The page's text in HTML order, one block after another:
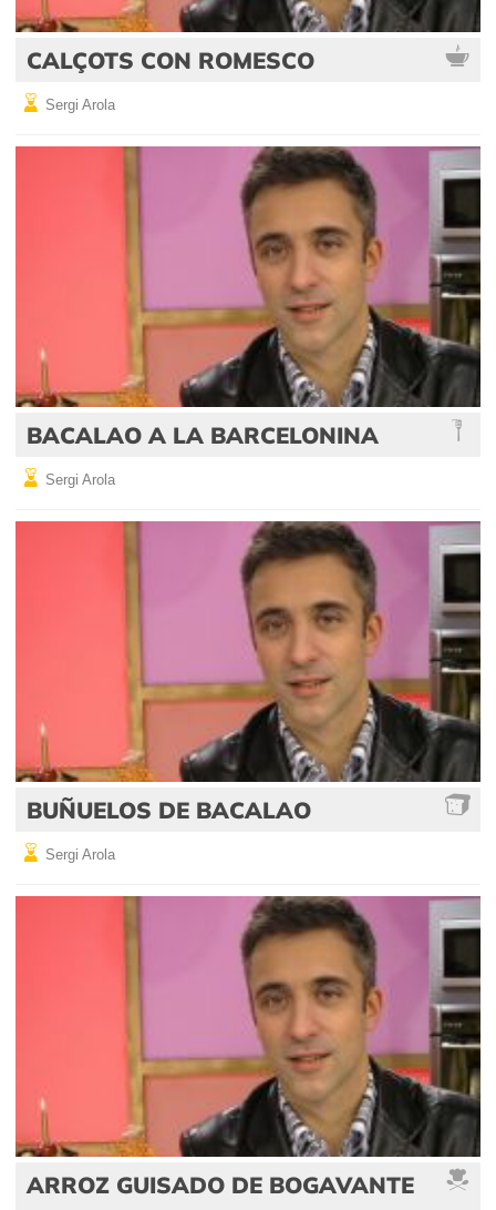
CALÇOTS CON ROMESCO
Sergi Arola
BACALAO A LA BARCELONINA
Sergi Arola
BUÑUELOS DE BACALAO
Sergi Arola
ARROZ GUISADO DE BOGAVANTE